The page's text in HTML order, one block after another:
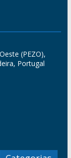
(PEZO),
Portugal